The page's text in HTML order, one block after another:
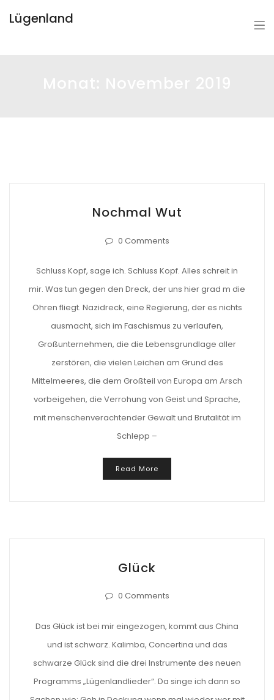
Lügenland
Nochmal Wut
0 Comments
Schluss Kopf, sage ich. Schluss Kopf. Alles schreit in
mir. Was tun gegen den Dreck, der uns hier grad m die
Ohren fliegt. Nazidreck, eine Regierung, der es nichts
ausmacht, sich im Faschismus zu verlaufen,
Großunternehmen, die die Lebensgrundlage aller
zerstören, die vielen Leichen am Grund des
Mittelmeeres, die dem Großteil von Europa am Arsch
vorbeigehen, die Verrohung von Geist und Sprache,
mit menschenverachtender Gewalt und Brutalität im
Schlepp –
Read More
Glück
0 Comments
Das Glück ist bei mir eingezogen, kommt aus China
und ist schwarz. Kalimba, Concertina und das
schwarze Glück sind die drei Instrumente des neuen
Programms „Lügenlandlieder“. Da singe ich dann so